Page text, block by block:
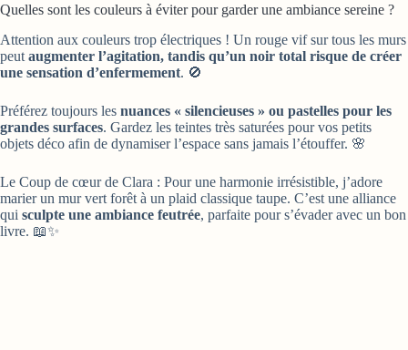
Quelles sont les couleurs à éviter pour garder une ambiance sereine ?
Attention aux couleurs trop électriques ! Un rouge vif sur tous les murs
peut augmenter l’agitation, tandis qu’un noir total risque de créer
une sensation d’enfermement. 🚫
Préférez toujours les nuances « silencieuses » ou pastelles pour les
grandes surfaces. Gardez les teintes très saturées pour vos petits
objets déco afin de dynamiser l’espace sans jamais l’étouffer. 🌸
Le Coup de cœur de Clara : Pour une harmonie irrésistible, j’adore
marier un mur vert forêt à un plaid classique taupe. C’est une alliance
qui sculpte une ambiance feutrée, parfaite pour s’évader avec un bon
livre. 📖✨